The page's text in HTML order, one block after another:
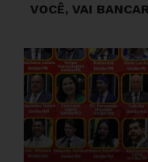
VOCÊ, VAI